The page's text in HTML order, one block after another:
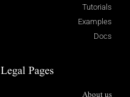
Tutorials
Examples
Docs
Legal Pages
About us